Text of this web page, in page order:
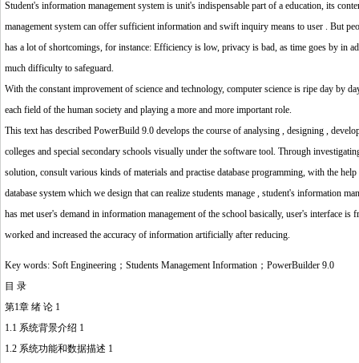
Student's information management system is unit's indispensable part of a education, its
management system can offer sufficient information and swift inquiry means to user . But
has a lot of shortcomings, for instance: Efficiency is low, privacy is bad, as time goes by in
much difficulty to safeguard.
With the constant improvement of science and technology, computer science is ripe day by
each field of the human society and playing a more and more important role.
This text has described PowerBuild 9.0 develops the course of analysing , designing ,
colleges and special secondary schools visually under the software tool. Through
solution, consult various kinds of materials and practise database programming, with the
database system which we design that can realize students manage , student's information
has met user's demand in information management of the school basically, user's interface
worked and increased the accuracy of information artificially after reducing.
Key words: Soft Engineering；Students Management Information；PowerBuilder 9.0
目 录
第1章 绪 论 1
1.1 系统背景介绍 1
1.2 系统功能和数据描述 1